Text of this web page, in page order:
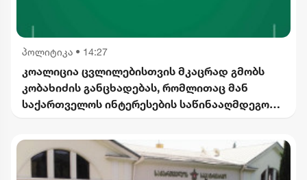
პოლიტიკა • 14:27
კოალიცია ცვლილებისთვის მკაცრად გმობს
კობახიძის განცხადებას, რომლითაც მან
საქართველოს ინტერესების საწინააღმდეგოდ